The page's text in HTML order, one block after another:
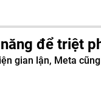
để triệt
gian lận, Meta